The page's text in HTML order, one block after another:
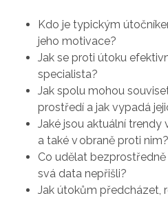
Kdo je typickým
jeho motivace?
Jak se proti útoku
specialista?
Jak spolu mohou
prostředí a jak vypadá
Jaké jsou aktuální
a také v obraně proti nim?
Co udělat
svá data nepřišli?
Jak útokům předcházet,